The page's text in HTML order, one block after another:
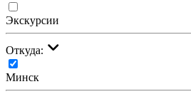
Экскурсии
Откуда:
Минск